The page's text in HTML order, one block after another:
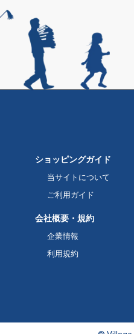
ショッピングガイド
当サイトについて
ご利用ガイド
会社概要・規約
企業情報
利用規約